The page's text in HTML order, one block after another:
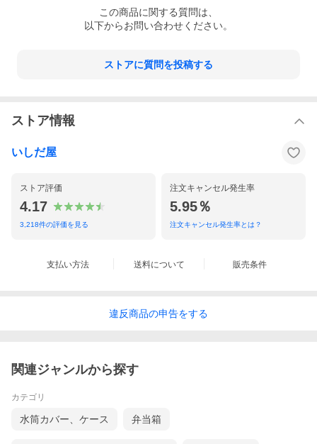
この商品に関する質問は、
以下からお問い合わせください。
ストアに質問を投稿する
ストア情報
いしだ屋
ストア評価
4.17
3,218件の評価を見る
注文キャンセル発生率
5.95％
注文キャンセル発生率とは？
支払い方法 送料について 販売条件
違反商品の申告をする
関連ジャンルから探す
カテゴリ
水筒カバー、ケース 弁当箱